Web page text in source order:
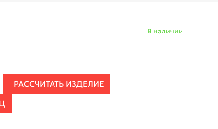
В наличии
РАССЧИТАТЬ ИЗДЕЛИЕ